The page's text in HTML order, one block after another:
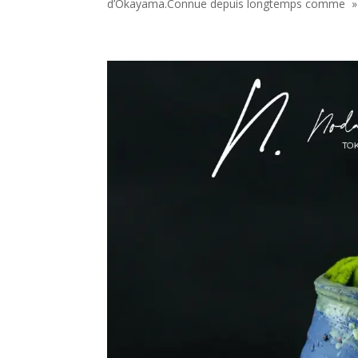
d’Okayama.Connue depuis longtemps comme »